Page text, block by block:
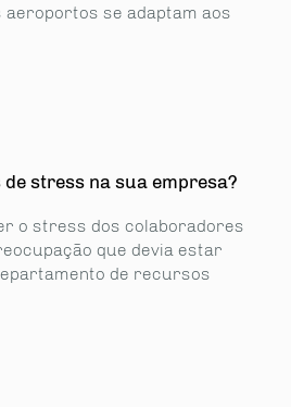
se adaptam aos
stress na sua empresa?
o stress dos colaboradores
que devia estar
de recursos